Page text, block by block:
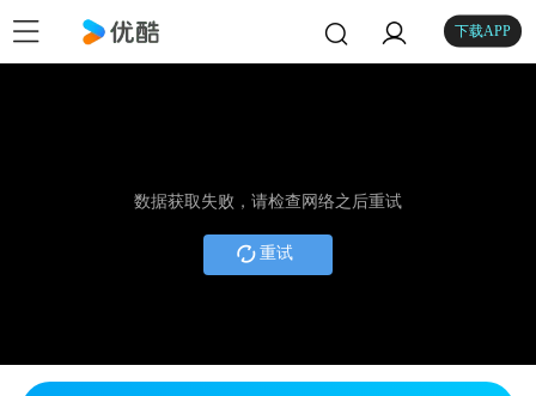
下载APP
数据获取失败，请检查网络之后重试
重试